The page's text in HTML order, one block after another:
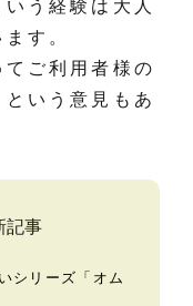
う経験は大人
す。
ご利用者様の
いう意見もあ
記事
シリーズ「オム